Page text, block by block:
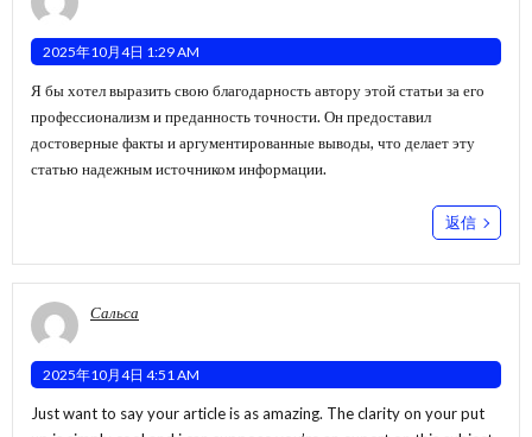
2025年10月4日 1:29 AM
Я бы хотел выразить свою благодарность автору этой статьи за его
профессионализм и преданность точности. Он предоставил
достоверные факты и аргументированные выводы, что делает эту
статью надежным источником информации.
返信
Сальса
2025年10月4日 4:51 AM
Just want to say your article is as amazing. The clarity on your put